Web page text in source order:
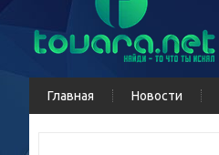
Главная Новости